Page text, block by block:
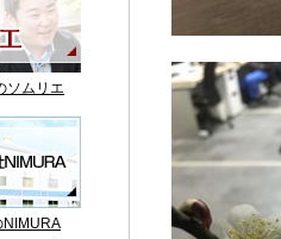
ソムリエ
NIMURA